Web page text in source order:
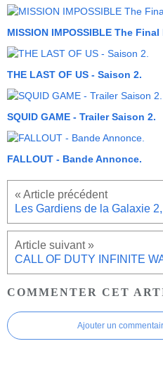
MISSION IMPOSSIBLE The
THE LAST OF US - Saison 2.
SQUID GAME - Trailer Saison 2.
FALLOUT - Bande Annonce.
Les Gardiens de la Galaxie
COMMENTER CET
Ajouter un